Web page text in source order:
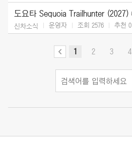
도요타 Sequoia Trailhunter (2027)
신차소식 운영자 조회 2576 추천 0
1 2 3 4